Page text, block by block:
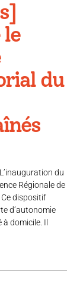
du
du
Régionale de
dispositif
d’autonomie
domicile. Il